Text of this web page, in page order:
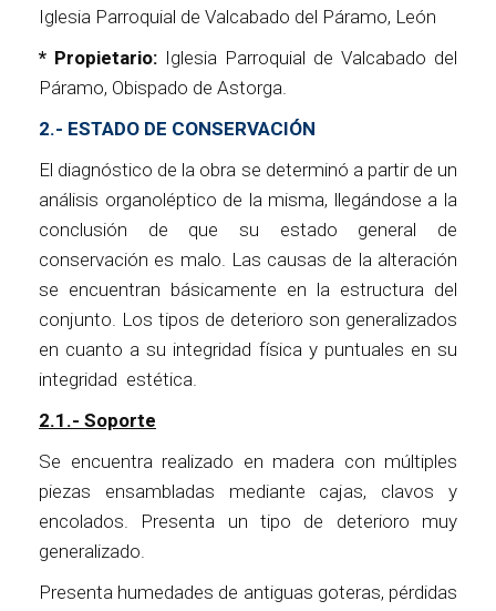
Iglesia Parroquial de Valcabado del Páramo, León
* Propietario: Iglesia Parroquial de Valcabado del
Páramo, Obispado de Astorga.
2.- ESTADO DE CONSERVACIÓN
El diagnóstico de la obra se determinó a partir de un
análisis organoléptico de la misma, llegándose a la
conclusión de que su estado general de
conservación es malo. Las causas de la alteración
se encuentran básicamente en la estructura del
conjunto. Los tipos de deterioro son generalizados
en cuanto a su integridad física y puntuales en su
integridad estética.
2.1.- Soporte
Se encuentra realizado en madera con múltiples
piezas ensambladas mediante cajas, clavos y
encolados. Presenta un tipo de deterioro muy
generalizado.
Presenta humedades de antiguas goteras, pérdidas